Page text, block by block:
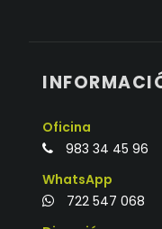
Oficina
983 34 45 96
WhatsApp
722 547 068